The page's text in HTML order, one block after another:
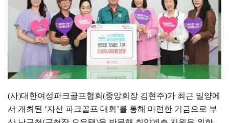
(사)대한여성파크골프협회 (중앙회장 김현주)가 최근 밀양에
서 개최된 ‘자선 파크골프 대회 ’를 통해 마련한 기금으로 부